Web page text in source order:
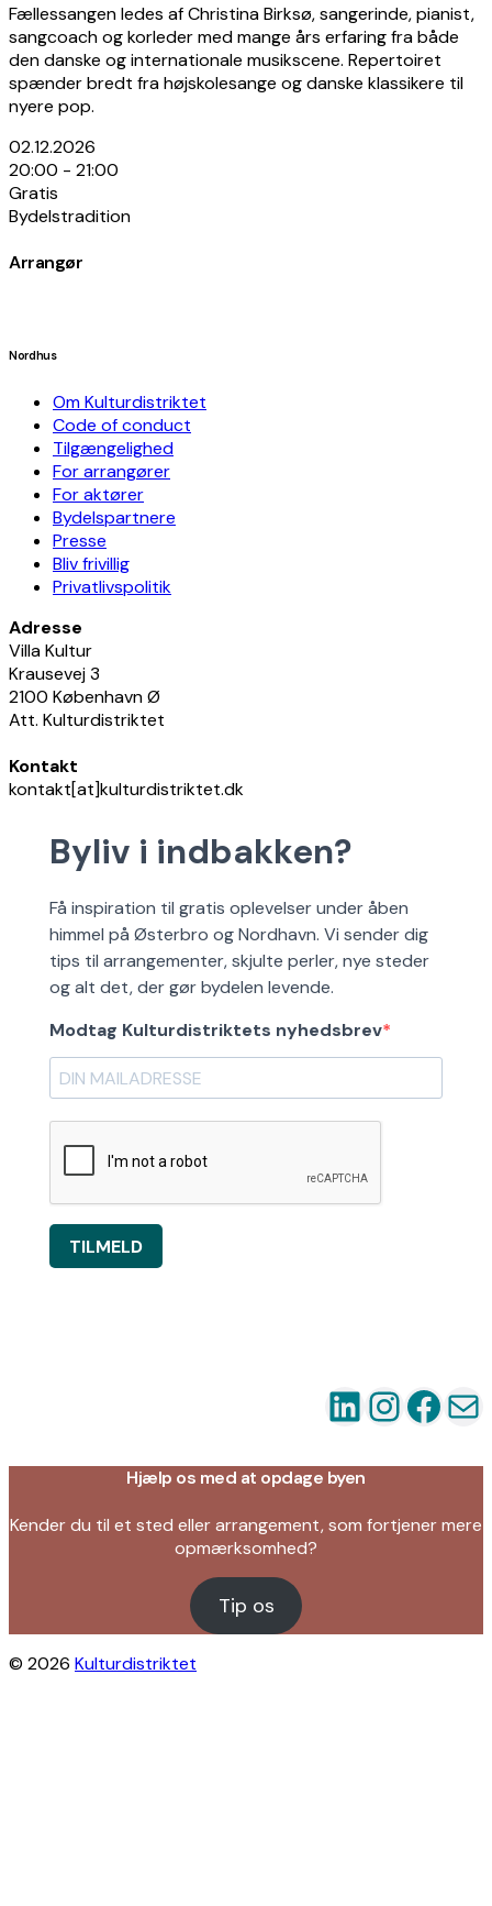
Fællessangen ledes af Christina Birksø, sangerinde, pianist,
sangcoach og korleder med mange års erfaring fra både
den danske og internationale musikscene. Repertoiret
spænder bredt fra højskolesange og danske klassikere til
nyere pop.
02.12.2026
20:00 - 21:00
Gratis
Bydelstradition
Arrangør
Nordhus
Om Kulturdistriktet
Code of conduct
Tilgængelighed
For arrangører
For aktører
Bydelspartnere
Presse
Bliv frivillig
Privatlivspolitik
Adresse
Villa Kultur
Krausevej 3
2100 København Ø
Att. Kulturdistriktet
Kontakt
kontakt[at]kulturdistriktet.dk
Byliv i indbakken?
Få inspiration til gratis oplevelser under åben
himmel på Østerbro og Nordhavn. Vi sender dig
tips til arrangementer, skjulte perler, nye steder
og alt det, der gør bydelen levende.
Modtag Kulturdistriktets nyhedsbrev
TILMELD
LinkedIn
Hjælp os med at opdage byen
Kender du til et sted eller arrangement, som fortjener mere
opmærksomhed?
Tip os
© 2026 Kulturdistriktet